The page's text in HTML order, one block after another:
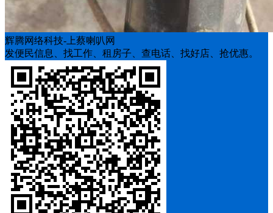
辉腾网络科技-上蔡喇叭网
发便民信息、找工作、租房子、查电话、找好店、抢优惠。